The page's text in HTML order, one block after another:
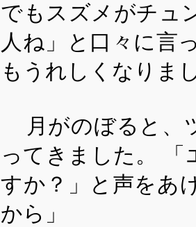
でもスズメがチュ
人ね」と口々に言
もうれしくなりま
月がのぼると、
ってきました。
すか？」と声をあ
から」